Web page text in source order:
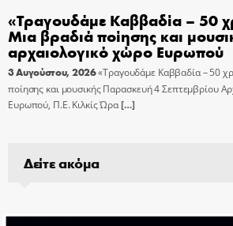
«Τραγουδάμε Καββαδία – 50
Μια βραδιά ποίησης και
αρχαιολογικό χώρο Ευρωπού
3 Αυγούστου, 2026«Τραγουδάμε Καββαδία – 50
ποίησης και μουσικής Παρασκευή 4 Σεπτεμβρίου
Ευρωπού, Π.Ε. Κιλκίς Ώρα[…]
Δείτε ακόμα